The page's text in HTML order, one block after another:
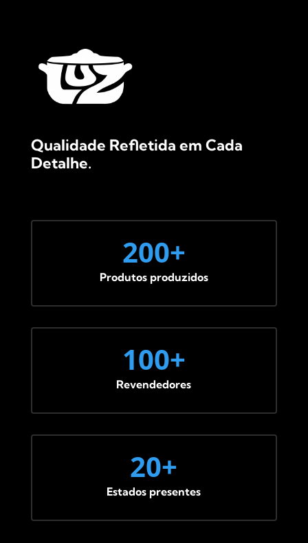
Qualidade Refletida em Cada
Detalhe.
200+
Produtos produzidos
100+
Revendedores
20+
Estados presentes